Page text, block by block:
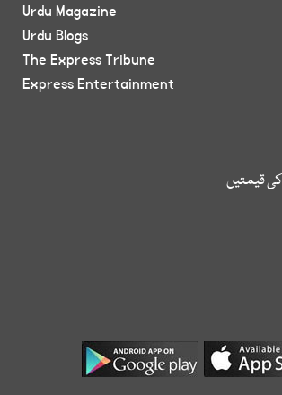
قیمتیں
Urdu Magazine
Urdu Blogs
The Express Tribune
Express Entertainment